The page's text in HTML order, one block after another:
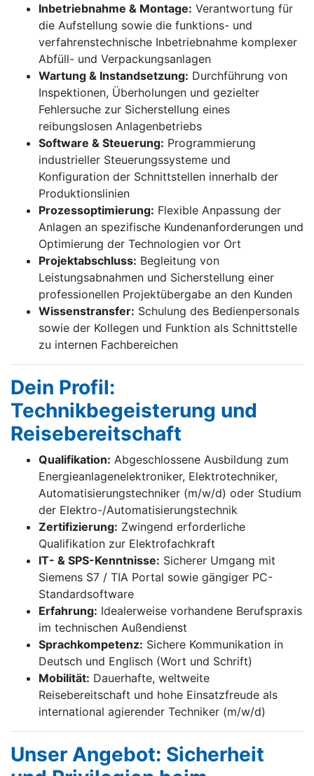
Inbetriebnahme & Montage: Verantwortung für
die Aufstellung sowie die funktions- und
verfahrenstechnische Inbetriebnahme komplexer
Abfüll- und Verpackungsanlagen
Wartung & Instandsetzung: Durchführung von
Inspektionen, Überholungen und gezielter
Fehlersuche zur Sicherstellung eines
reibungslosen Anlagenbetriebs
Software & Steuerung: Programmierung
industrieller Steuerungssysteme und
Konfiguration der Schnittstellen innerhalb der
Produktionslinien
Prozessoptimierung: Flexible Anpassung der
Anlagen an spezifische Kundenanforderungen und
Optimierung der Technologien vor Ort
Projektabschluss: Begleitung von
Leistungsabnahmen und Sicherstellung einer
professionellen Projektübergabe an den Kunden
Wissenstransfer: Schulung des Bedienpersonals
sowie der Kollegen und Funktion als Schnittstelle
zu internen Fachbereichen
Dein Profil:
Technikbegeisterung und
Reisebereitschaft
Qualifikation: Abgeschlossene Ausbildung zum
Energieanlagenelektroniker, Elektrotechniker,
Automatisierungstechniker (m/w/d) oder Studium
der Elektro-/Automatisierungstechnik
Zertifizierung: Zwingend erforderliche
Qualifikation zur Elektrofachkraft
IT- & SPS-Kenntnisse: Sicherer Umgang mit
Siemens S7 / TIA Portal sowie gängiger PC-
Standardsoftware
Erfahrung: Idealerweise vorhandene Berufspraxis
im technischen Außendienst
Sprachkompetenz: Sichere Kommunikation in
Deutsch und Englisch (Wort und Schrift)
Mobilität: Dauerhafte, weltweite
Reisebereitschaft und hohe Einsatzfreude als
international agierender Techniker (m/w/d)
Unser Angebot: Sicherheit